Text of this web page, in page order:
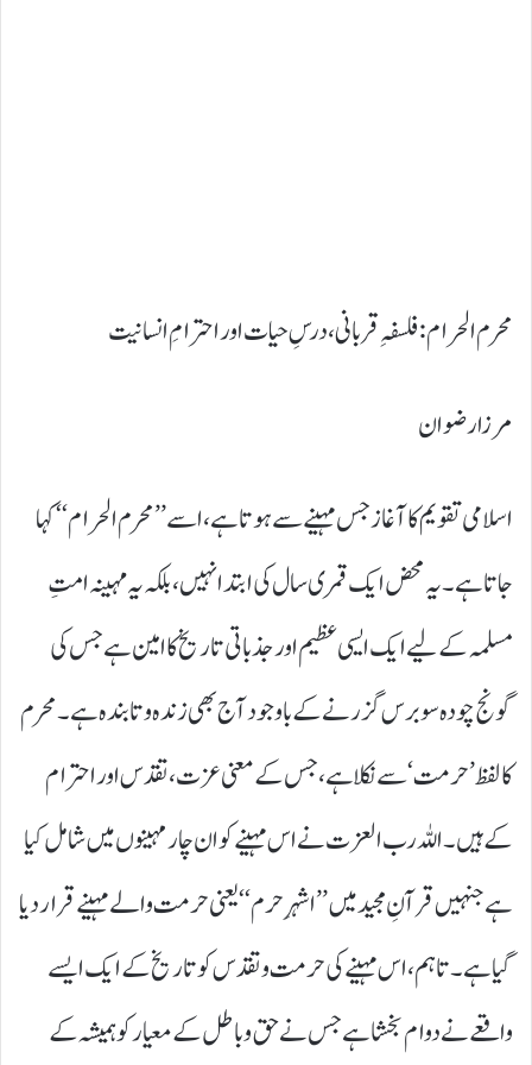
محرم الحرام: فلسفہِ قربانی، درسِ حیات اور احترامِ انسانیت
مرزا رضوان
اسلامی تقویم کا آغاز جس مہینے سے ہوتا ہے، اسے ’’ محرم الحرام‘‘ کہا
جاتا ہے۔ یہ محض ایک قمری سال کی ابتدا نہیں، بلکہ یہ مہینہ امتِ
مسلمہ کے لیے ایک ایسی عظیم اور جذباتی تاریخ کا امین ہے جس کی
گونج چودہ سو برس گزرنے کے باوجود آج بھی زندہ و تابندہ ہے۔ محرم
کا لفظ ’ حرمت‘ سے نکلا ہے، جس کے معنی عزت، تقدس اور احترام
کے ہیں۔ اللہ رب العزت نے اس مہینے کو ان چار مہینوں میں شامل کیا
ہے جنہیں قرآنِ مجید میں ’’ اشہرِ حرم‘‘ یعنی حرمت والے مہینے قرار دیا
گیا ہے۔ تاہم، اس مہینے کی حرمت و تقدس کو تاریخ کے ایک ایسے
واقعے نے دوام بخشا ہے جس نے حق و باطل کے معیار کو ہمیشہ کے